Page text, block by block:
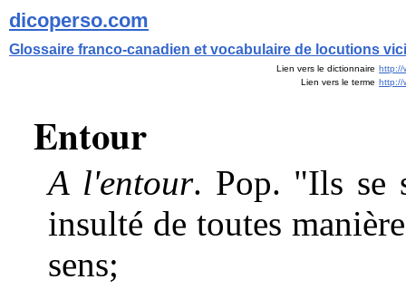
dicoperso.com
Glossaire franco-canadien et vocabulaire de locutions
Lien vers le dictionnaire http://
Lien vers le terme http://
Entour
A l'entour. Pop. "Ils se
insulté de toutes
sens;